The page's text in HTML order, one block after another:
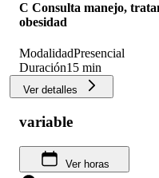
C Consulta manejo,
obesidad
ModalidadPresencial
Duración15 min
Ver detalles
variable
Ver horas